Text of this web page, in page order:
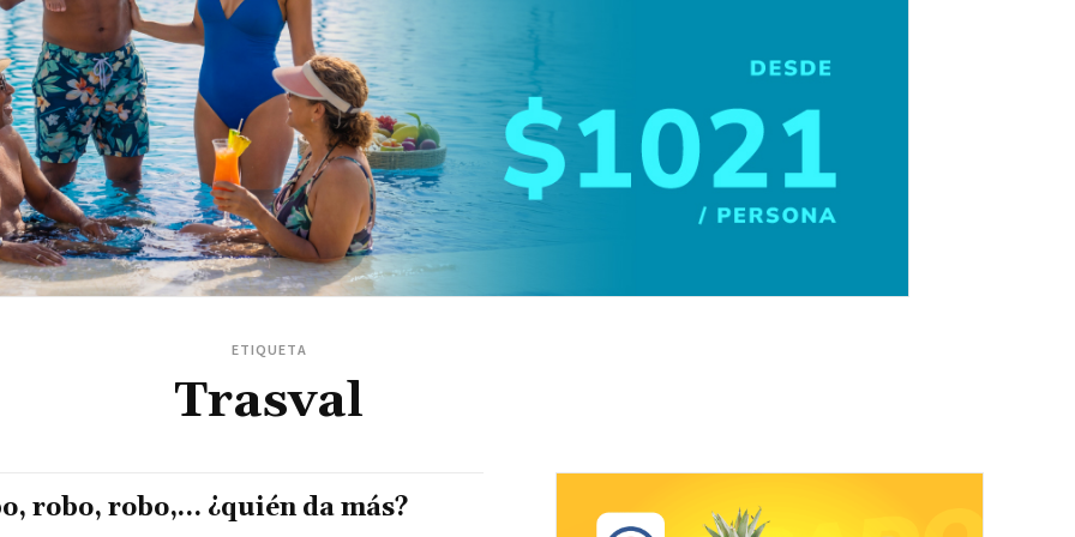
ETIQUETA
Trasval
robo, robo,… ¿quién da más?